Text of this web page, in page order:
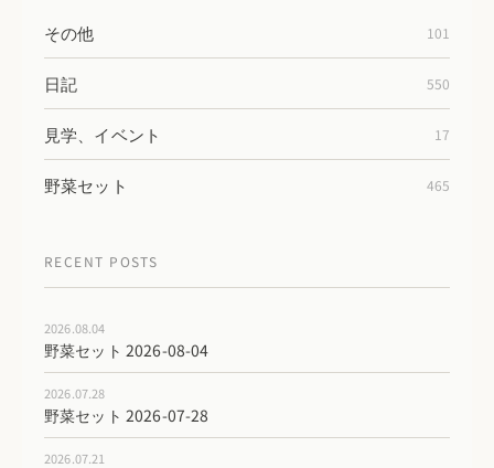
その他 101
日記 550
見学、イベント 17
野菜セット 465
RECENT POSTS
2026.08.04
野菜セット 2026-08-04
2026.07.28
野菜セット 2026-07-28
2026.07.21